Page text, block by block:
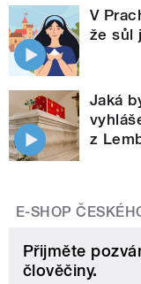
V
že sůl
Jaká
z
E-SHOP
Přijměte
člověčiny.